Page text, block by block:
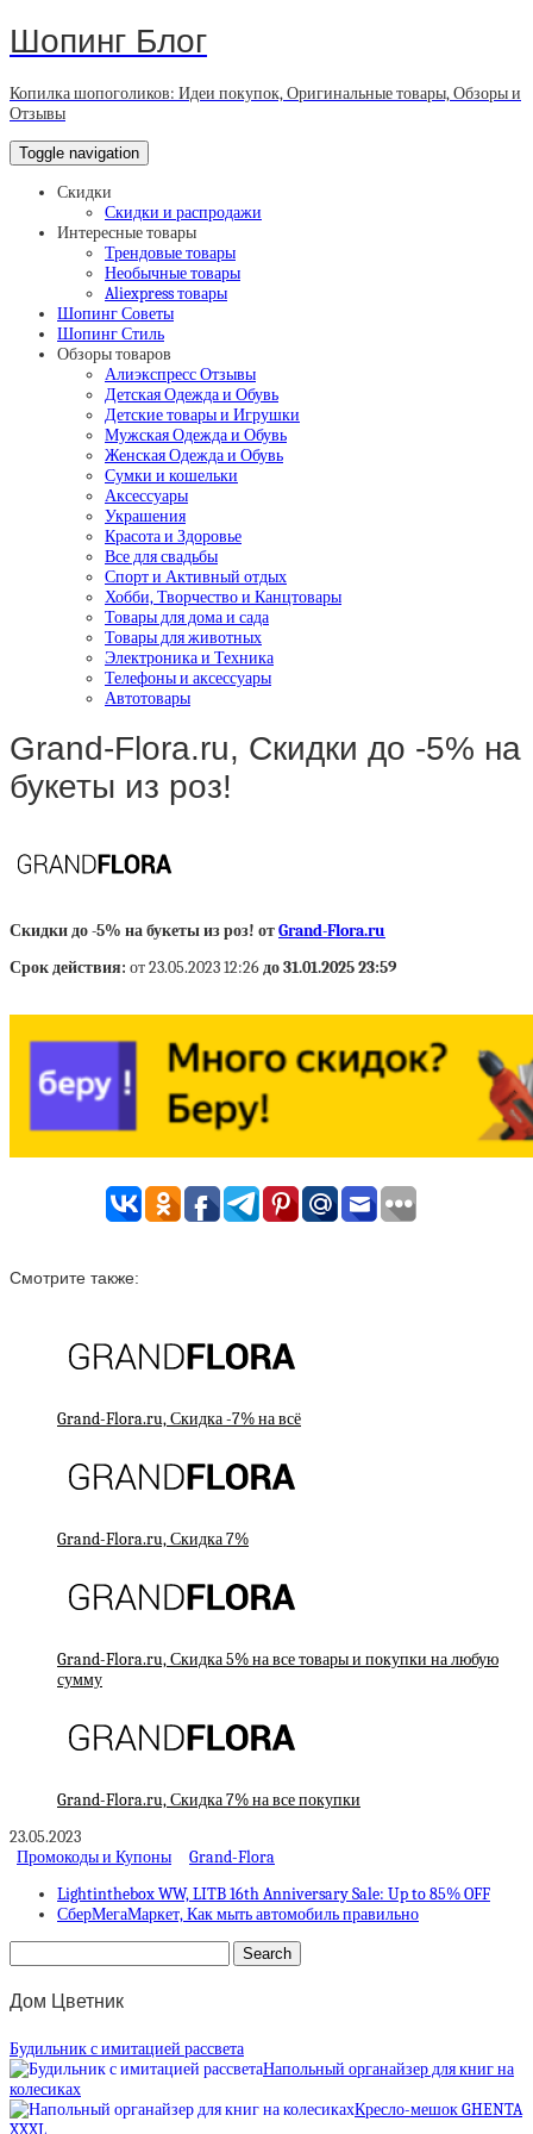
Шопинг Блог
Копилка шопоголиков: Идеи покупок, Оригинальные товары, Обзоры и
Отзывы
Toggle navigation
Скидки
Скидки и распродажи
Интересные товары
Трендовые товары
Необычные товары
Aliexpress товары
Шопинг Советы
Шопинг Стиль
Обзоры товаров
Алиэкспресс Отзывы
Детская Одежда и Обувь
Детские товары и Игрушки
Мужская Одежда и Обувь
Женская Одежда и Обувь
Сумки и кошельки
Аксессуары
Украшения
Красота и Здоровье
Все для свадьбы
Спорт и Активный отдых
Хобби, Творчество и Канцтовары
Товары для дома и сада
Товары для животных
Электроника и Техника
Телефоны и аксессуары
Автотовары
Grand-Flora.ru, Скидки до -5% на
букеты из роз!
Скидки до -5% на букеты из роз! отGrand-Flora.ru
Срок действия: от 23.05.2023 12:26до 31.01.2025 23:59
Смотрите также:
Grand-Flora.ru, Скидка -7% на всё
Grand-Flora.ru, Скидка 7%
Grand-Flora.ru, Скидка 5% на все товары и покупки на любую
сумму
Grand-Flora.ru, Скидка 7% на все покупки
23.05.2023
Промокоды и Купоны
Grand-Flora
Lightinthebox WW, LITB 16th Anniversary Sale: Up to 85% OFF
СберМегаМаркет, Как мыть автомобиль правильно
Дом Цветник
Будильник с имитацией рассвета
Напольный органайзер для книг на
колесиках
Кресло-мешок GHENTA
XXXL